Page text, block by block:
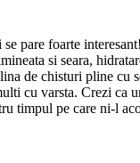
pare foarte
si seara,
de chisturi pline
cu varsta. Crezi ca
timpul pe care ni-l